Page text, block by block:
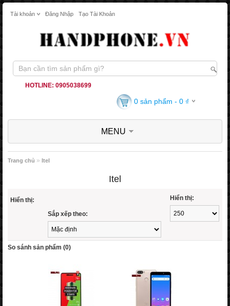
Tài khoản Đăng Nhập Tạo Tài Khoản
HOTLINE: 0905038699
0 sản phẩm - 0 ₫
MENU
Trang chủ » Itel
Itel
Hiển thị: Hiển thị:
Sắp xếp theo:
So sánh sản phẩm (0)